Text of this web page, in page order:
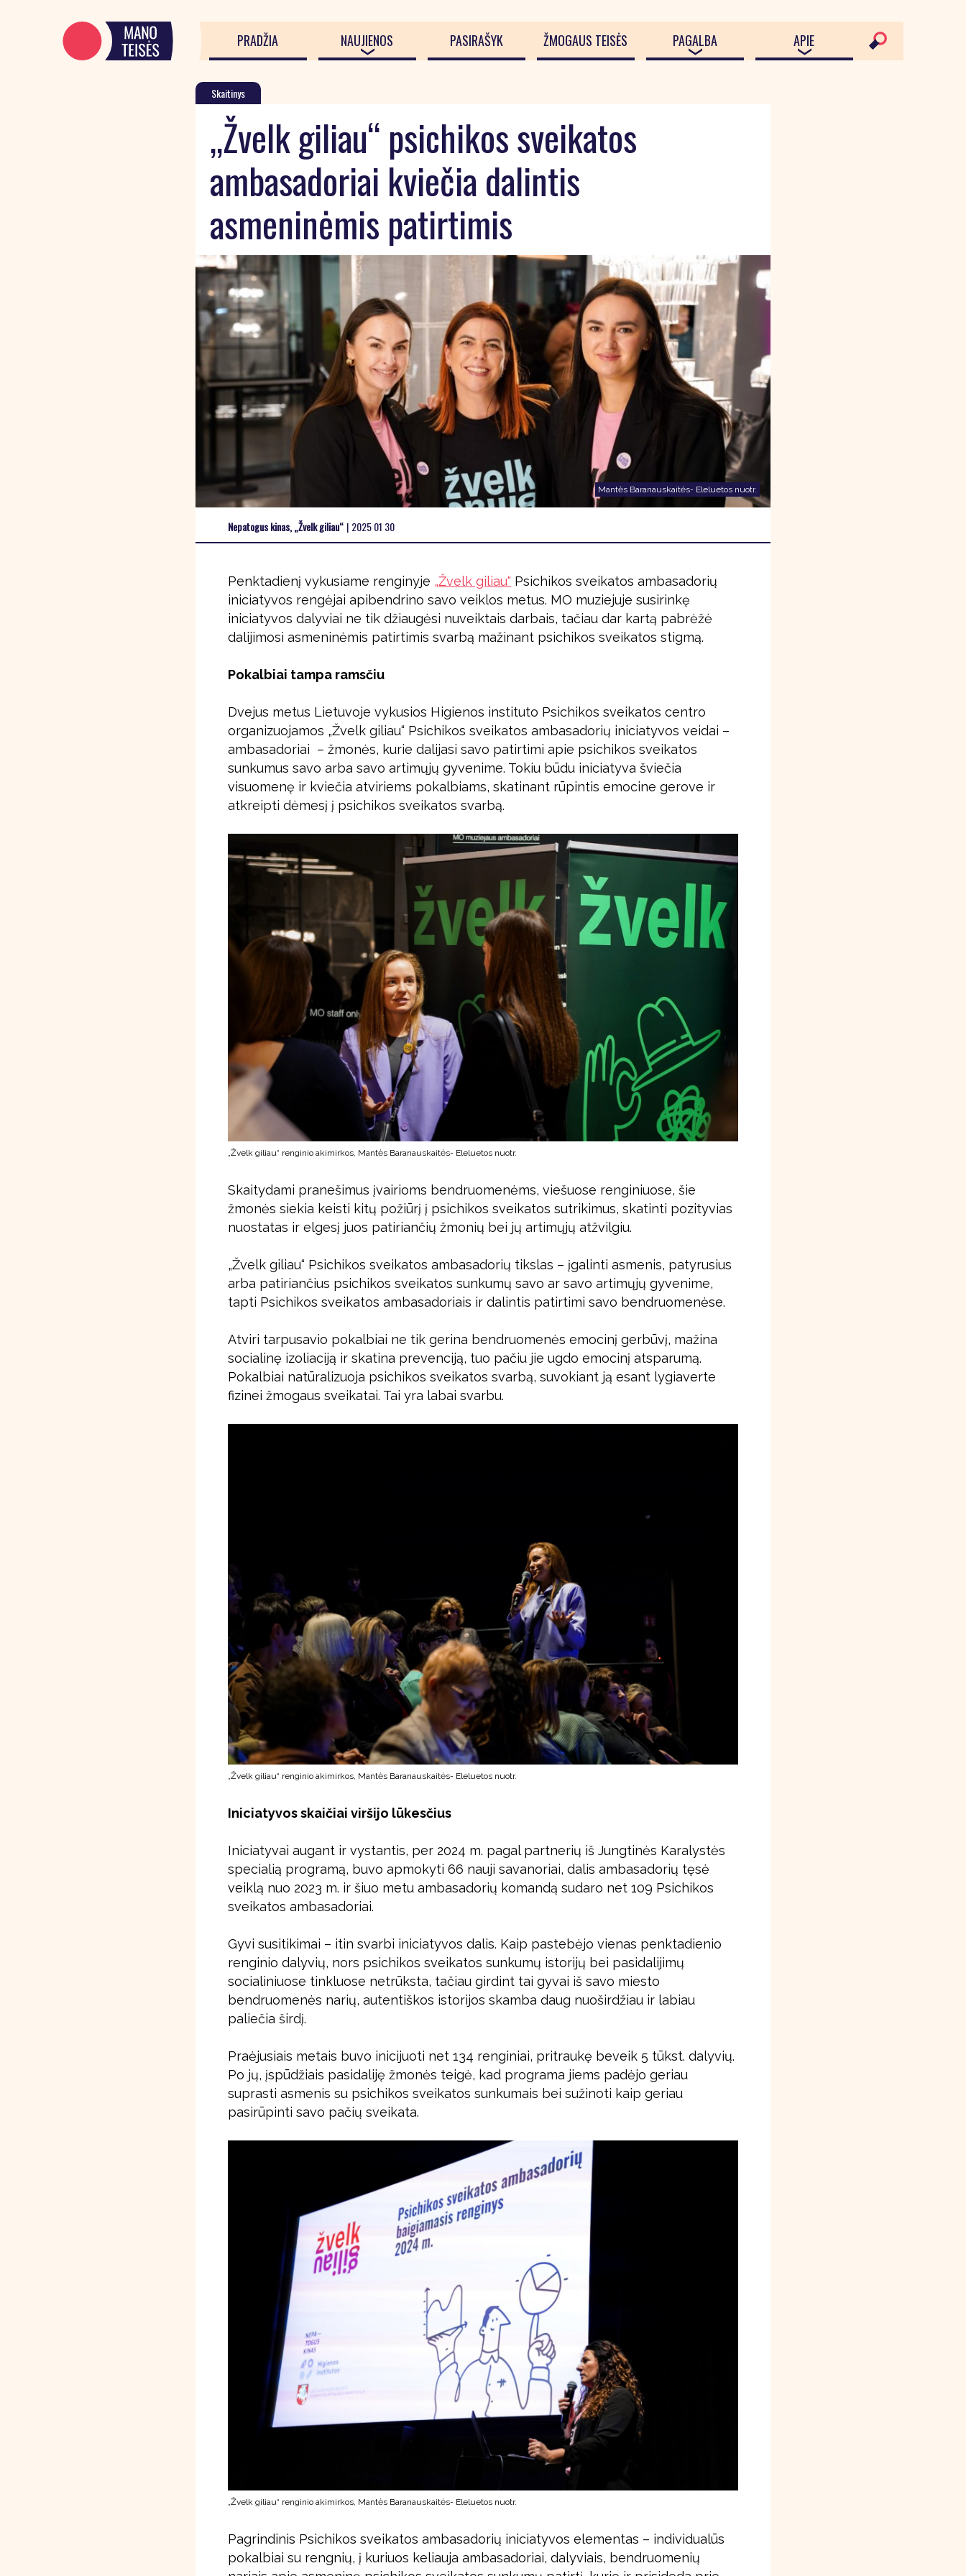
PRADŽIA NAUJIENOS PASIRAŠYK ŽMOGAUS TEISĖS PAGALBA APIE
Skaitinys
„Žvelk giliau“ psichikos sveikatos
ambasadoriai kviečia dalintis
asmeninėmis patirtimis
Mantės Baranauskaitės- Eleluetos nuotr.
Nepatogus kinas, „Žvelk giliau“ | 2025 01 30
Penktadienį vykusiame renginyje „Žvelk giliau“ Psichikos sveikatos ambasadorių
iniciatyvos rengėjai apibendrino savo veiklos metus. MO muziejuje susirinkę
iniciatyvos dalyviai ne tik džiaugėsi nuveiktais darbais, tačiau dar kartą pabrėžė
dalijimosi asmeninėmis patirtimis svarbą mažinant psichikos sveikatos stigmą.
Pokalbiai tampa ramsčiu
Dvejus metus Lietuvoje vykusios Higienos instituto Psichikos sveikatos centro
organizuojamos „Žvelk giliau“ Psichikos sveikatos ambasadorių iniciatyvos veidai –
ambasadoriai – žmonės, kurie dalijasi savo patirtimi apie psichikos sveikatos
sunkumus savo arba savo artimųjų gyvenime. Tokiu būdu iniciatyva šviečia
visuomenę ir kviečia atviriems pokalbiams, skatinant rūpintis emocine gerove ir
atkreipti dėmesį į psichikos sveikatos svarbą.
„Žvelk giliau“ renginio akimirkos, Mantės Baranauskaitės- Eleluetos nuotr.
Skaitydami pranešimus įvairioms bendruomenėms, viešuose renginiuose, šie
žmonės siekia keisti kitų požiūrį į psichikos sveikatos sutrikimus, skatinti pozityvias
nuostatas ir elgesį juos patiriančių žmonių bei jų artimųjų atžvilgiu.
„Žvelk giliau“ Psichikos sveikatos ambasadorių tikslas – įgalinti asmenis, patyrusius
arba patiriančius psichikos sveikatos sunkumų savo ar savo artimųjų gyvenime,
tapti Psichikos sveikatos ambasadoriais ir dalintis patirtimi savo bendruomenėse.
Atviri tarpusavio pokalbiai ne tik gerina bendruomenės emocinį gerbūvį, mažina
socialinę izoliaciją ir skatina prevenciją, tuo pačiu jie ugdo emocinį atsparumą.
Pokalbiai natūralizuoja psichikos sveikatos svarbą, suvokiant ją esant lygiaverte
fizinei žmogaus sveikatai. Tai yra labai svarbu.
„Žvelk giliau“ renginio akimirkos, Mantės Baranauskaitės- Eleluetos nuotr.
Iniciatyvos skaičiai viršijo lūkesčius
Iniciatyvai augant ir vystantis, per 2024 m. pagal partnerių iš Jungtinės Karalystės
specialią programą, buvo apmokyti 66 nauji savanoriai, dalis ambasadorių tęsė
veiklą nuo 2023 m. ir šiuo metu ambasadorių komandą sudaro net 109 Psichikos
sveikatos ambasadoriai.
Gyvi susitikimai – itin svarbi iniciatyvos dalis. Kaip pastebėjo vienas penktadienio
renginio dalyvių, nors psichikos sveikatos sunkumų istorijų bei pasidalijimų
socialiniuose tinkluose netrūksta, tačiau girdint tai gyvai iš savo miesto
bendruomenės narių, autentiškos istorijos skamba daug nuoširdžiau ir labiau
paliečia širdį.
Praėjusiais metais buvo inicijuoti net 134 renginiai, pritraukę beveik 5 tūkst. dalyvių.
Po jų, įspūdžiais pasidaliję žmonės teigė, kad programa jiems padėjo geriau
suprasti asmenis su psichikos sveikatos sunkumais bei sužinoti kaip geriau
pasirūpinti savo pačių sveikata.
„Žvelk giliau“ renginio akimirkos, Mantės Baranauskaitės- Eleluetos nuotr.
Pagrindinis Psichikos sveikatos ambasadorių iniciatyvos elementas – individualūs
pokalbiai su rengnių, į kuriuos keliauja ambasadoriai, dalyviais, bendruomenių